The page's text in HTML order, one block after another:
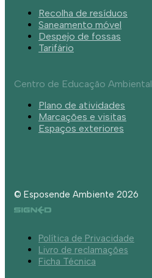
Recolha de resíduos
Saneamento móvel
Despejo de fossas
Tarifário
Centro de Educação Ambiental
Plano de atividades
Marcações e visitas
Espaços exteriores
© Esposende Ambiente 2026
Política de Privacidade
Livro de reclamações
Ficha Técnica